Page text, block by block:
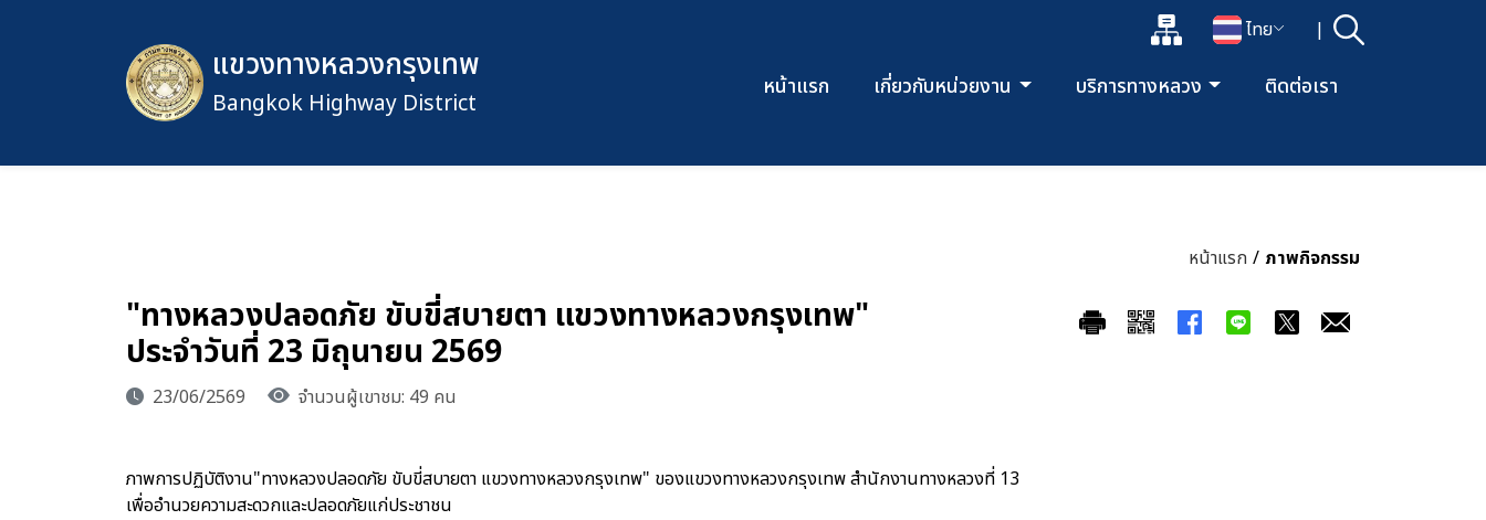
แผนผังเว็บไซต์
เปลี่ยนภาษา
ไทย | ค้นหา
เปิดกล่องค้นหาข้อมูลหลักของเว็บไซต์
แขวงทางหลวงกรุงเทพ
Bangkok Highway District
หน้าแรก เกี่ยวกับหน่วยงาน บริการทางหลวง ติดต่อเรา
หน้าแรก / ภาพกิจกรรม
"ทางหลวงปลอดภัย ขับขี่สบายตา แขวงทางหลวงกรุงเทพ"
ประจำวันที่ 23 มิถุนายน 2569
23/06/2569 จำนวนผู้เขาชม: 49 คน
ภาพการปฏิบัติงาน"ทางหลวงปลอดภัย ขับขี่สบายตา แขวงทางหลวงกรุงเทพ" ของแขวงทางหลวงกรุงเทพ สำนักงานทางหลวงที่ 13
เพื่ออำนวยความสะดวกและปลอดภัยแก่ประชาชน